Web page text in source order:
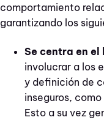
comportamiento
garantizando los
Se centra en el
involucrar a los
y definición de
inseguros,
Esto a su vez